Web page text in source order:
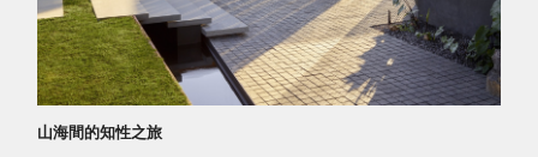
山海間的知性之旅